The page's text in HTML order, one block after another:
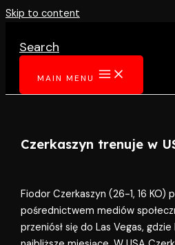
Skip to content
Search
MAIN MENU
Czerkaszyn trenuje w
Fiodor Czerkaszyn (26-1, 16 KO)
pośrednictwem mediów
przeniósł się do Las Vegas,